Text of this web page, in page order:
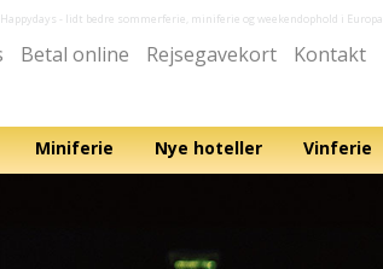
- lidt bedre sommerferie, miniferie og weekendophold i Europa
Betal online Rejsegavekort Kontakt
Miniferie Nye hoteller Vinferie